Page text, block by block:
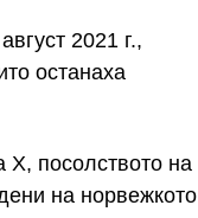
2021 г.,
останаха
посолството на
на норвежкото